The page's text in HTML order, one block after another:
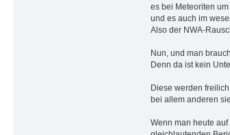
es bei Meteoriten
und es auch im
Also der NWA-
Nun, und man
Denn da ist kein
Diese werden
bei allem anderen
Wenn man heute